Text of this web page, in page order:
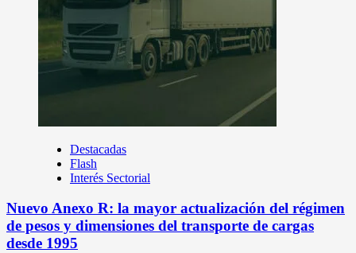
Destacadas
Flash
Interés Sectorial
Nuevo Anexo R: la mayor actualización del régimen
de pesos y dimensiones del transporte de cargas
desde 1995